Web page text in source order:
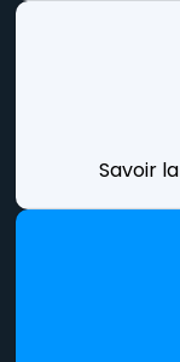
Savoir